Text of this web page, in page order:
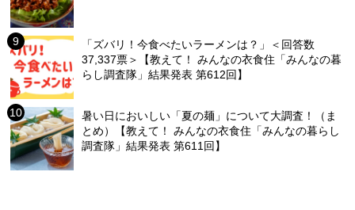
「ズバリ！今食べたいラーメンは？」＜回答数
37,337票＞【教えて！ みんなの衣食住「みんなの暮
らし調査隊」結果発表 第612回】
暑い日においしい「夏の麺」について大調査！（ま
とめ）【教えて！ みんなの衣食住「みんなの暮らし
調査隊」結果発表 第611回】